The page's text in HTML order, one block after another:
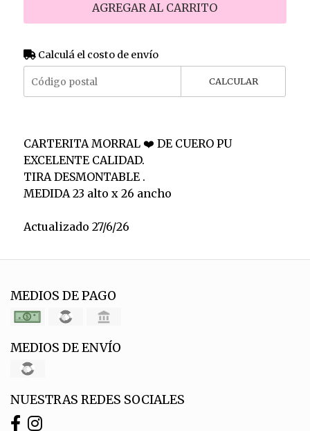
AGREGAR AL CARRITO
Calculá el costo de envío
CALCULAR
CARTERITA MORRAL ❤️ DE CUERO PU
EXCELENTE CALIDAD.
TIRA DESMONTABLE .
MEDIDA 23 alto x 26 ancho
Actualizado 27/6/26
MEDIOS DE PAGO
MEDIOS DE ENVÍO
NUESTRAS REDES SOCIALES